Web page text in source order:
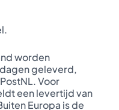
worden
geleverd,
Voor
een levertijd van
Europa is de